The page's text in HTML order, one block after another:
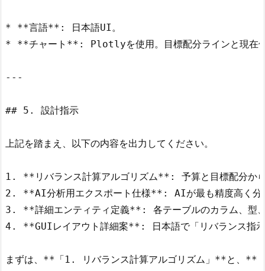
* **言語**: 日本語UI。
* **チャート**: Plotlyを使用。目標配分ラインと現在値
---
## 5. 設計指示
上記を踏まえ、以下の内容を出力してください。
1. **リバランス計算アルゴリズム**: 予算と目標配分から
2. **AI分析用エクスポート仕様**: AIが最も精度高く分
3. **詳細エンティティ定義**: 各テーブルのカラム、型
4. **GUIレイアウト詳細案**: 日本語で「リバランス指示